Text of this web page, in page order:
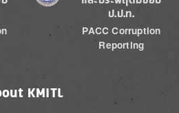
ป.ป.ท.
PACC Corruption
Reporting
KMITL